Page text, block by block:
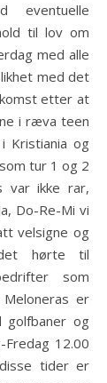
eventuelle
til lov om
med alle
med det
etter at
i ræva teen
Kristiania og
tur 1 og 2
var ikke rar,
Do-Re-Mi vi
velsigne og
hørte til
som
er
golfbaner og
12.00
tider er